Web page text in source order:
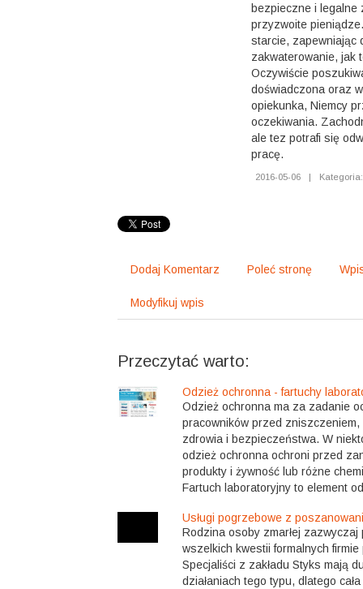
bezpieczne i legalne
przyzwoite
starcie, zapewniając
zakwaterowanie, jak
Oczywiście
doświadczona oraz
opiekunka, Niemcy
oczekiwania.
ale tez potrafi się
pracę.
2016-05-06 |
Dodaj Komentarz Poleć stronę
Modyfikuj wpis
Przeczytać warto:
Odzież ochronna - fartuchy
Odzież ochronna ma za zadanie
pracowników przed
zdrowia i bezpieczeństwa. W
odzież ochronna ochroni przed
produkty i żywność lub różne
Fartuch laboratoryjny to element
Usługi pogrzebowe z
Rodzina osoby zmarłej zazwyczaj
wszelkich kwestii formalnych
Specjaliści z zakładu Styks mają
działaniach tego typu, dlatego